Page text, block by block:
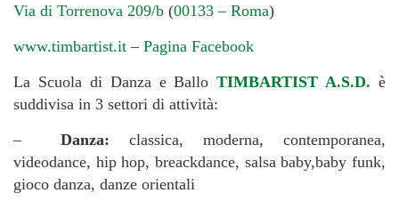
Via di Torrenova 209/b (00133 – Roma)
www.timbartist.it – Pagina Facebook
La Scuola di Danza e Ballo TIMBARTIST A.S.D. è
suddivisa in 3 settori di attività:
– Danza: classica, moderna, contemporanea,
videodance, hip hop, breackdance, salsa baby,baby funk,
gioco danza, danze orientali